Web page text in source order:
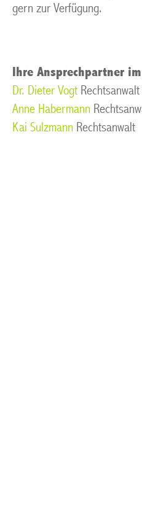
gern zur Verfügung.
Ihre Ansprechpartner
Dr. Dieter Vogt Rechtsanwalt
Anne Habermann
Kai Sulzmann Rechtsanwalt